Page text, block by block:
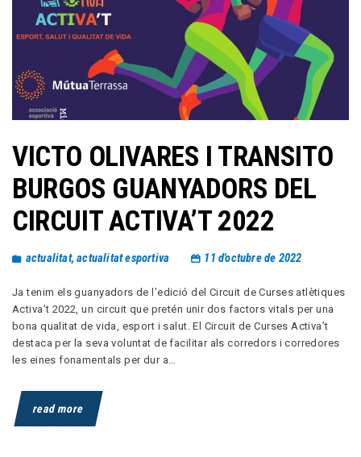
VICTO OLIVARES I TRANSITO
BURGOS GUANYADORS DEL
CIRCUIT ACTIVA’T 2022
actualitat,actualitat esportiva 11 d'octubre de 2022
Ja tenim els guanyadors de l’edició del Circuit de Curses atlètiques
Activa’t 2022, un circuit que pretén unir dos factors vitals per una
bona qualitat de vida, esport i salut. El Circuit de Curses Activa’t
destaca per la seva voluntat de facilitar als corredors i corredores
les eines fonamentals per dur a…
read more